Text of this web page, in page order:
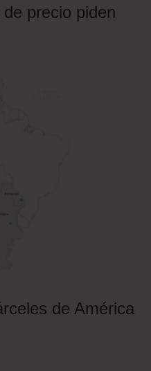
precio piden
de América